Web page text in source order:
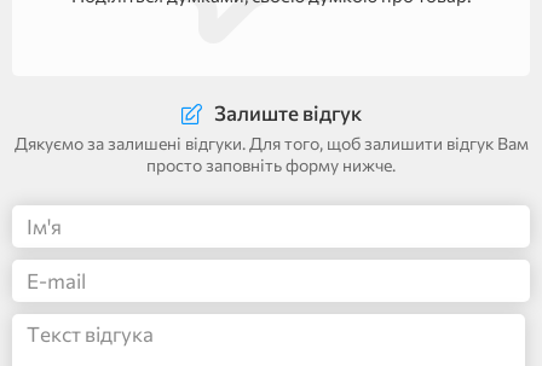
Залиште відгук
Дякуємо за залишені відгуки. Для того, щоб залишити відгук Вам
просто заповніть форму нижче.